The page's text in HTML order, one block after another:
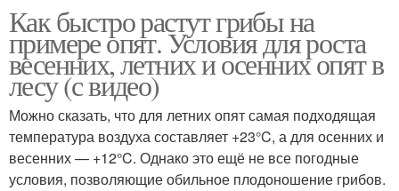
Как быстро растут грибы на
примере опят. Условия для роста
весенних, летних и осенних опят в
лесу (с видео)
Можно сказать, что для летних опят самая подходящая
температура воздуха составляет +23°C, а для осенних и
весенних — +12°C. Однако это ещё не все погодные
условия, позволяющие обильное плодоношение грибов.